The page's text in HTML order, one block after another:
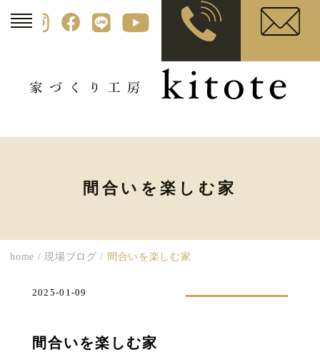
間合いを楽しむ家
home /現場ブログ / 間合いを楽しむ家
間合いを楽しむ家
2025-01-09